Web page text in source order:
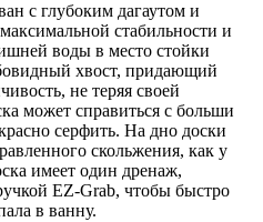
с глубоким дагаутом и
стабильности и
воды в место стойки
хвост, придающий
не теряя своей
может справиться с больши
серфить. На дно доски
скольжения, как у
имеет один дренаж,
EZ-Grab, чтобы быстро
в ванну.